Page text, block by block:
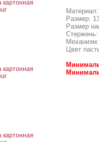
Размер:
Размер
Цвет